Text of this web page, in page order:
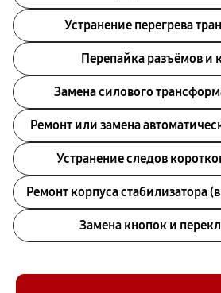
Устранение перегрева
Перепайка разъёмов и
Замена силового
Ремонт или замена
Устранение следов
Ремонт корпуса стабилизатора
Замена кнопок и